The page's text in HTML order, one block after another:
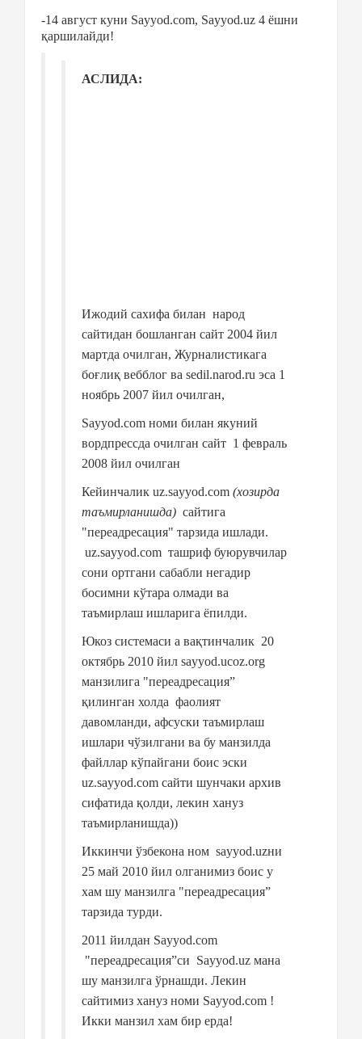
-14 август куни Sayyod.com, Sayyod.uz 4 ёшни
қаршилайди!
АСЛИДА:
Ижодий сахифа билан народ
сайтидан бошланган сайт 2004 йил
мартда очилган, Журналистикага
боғлиқ вебблог ва sedil.narod.ru эса 1
ноябрь 2007 йил очилган,
Sayyod.com номи билан якуний
вордпрессда очилган сайт 1 февраль
2008 йил очилган
Кейинчалик uz.sayyod.com (хозирда
таъмирланишда) сайтига
"переадресация" тарзида ишлади.
uz.sayyod.com ташриф буюрувчилар
сони ортгани сабабли негадир
босимни кўтара олмади ва
таъмирлаш ишларига ёпилди.
Юкоз системаси а вақтинчалик 20
октябрь 2010 йил sayyod.ucoz.org
манзилига "переадресация”
қилинган холда фаолият
давомланди, афсуски таъмирлаш
ишлари чўзилгани ва бу манзилда
файллар кўпайгани боис эски
uz.sayyod.com сайти шунчаки архив
сифатида қолди, лекин хануз
таъмирланишда))
Иккинчи ўзбекона ном sayyod.uzни
25 май 2010 йил олганимиз боис у
хам шу манзилга "переадресация”
тарзида турди.
2011 йилдан Sayyod.com
"переадресация”си Sayyod.uz мана
шу манзилга ўрнашди. Лекин
сайтимиз хануз номи Sayyod.com !
Икки манзил хам бир ерда!